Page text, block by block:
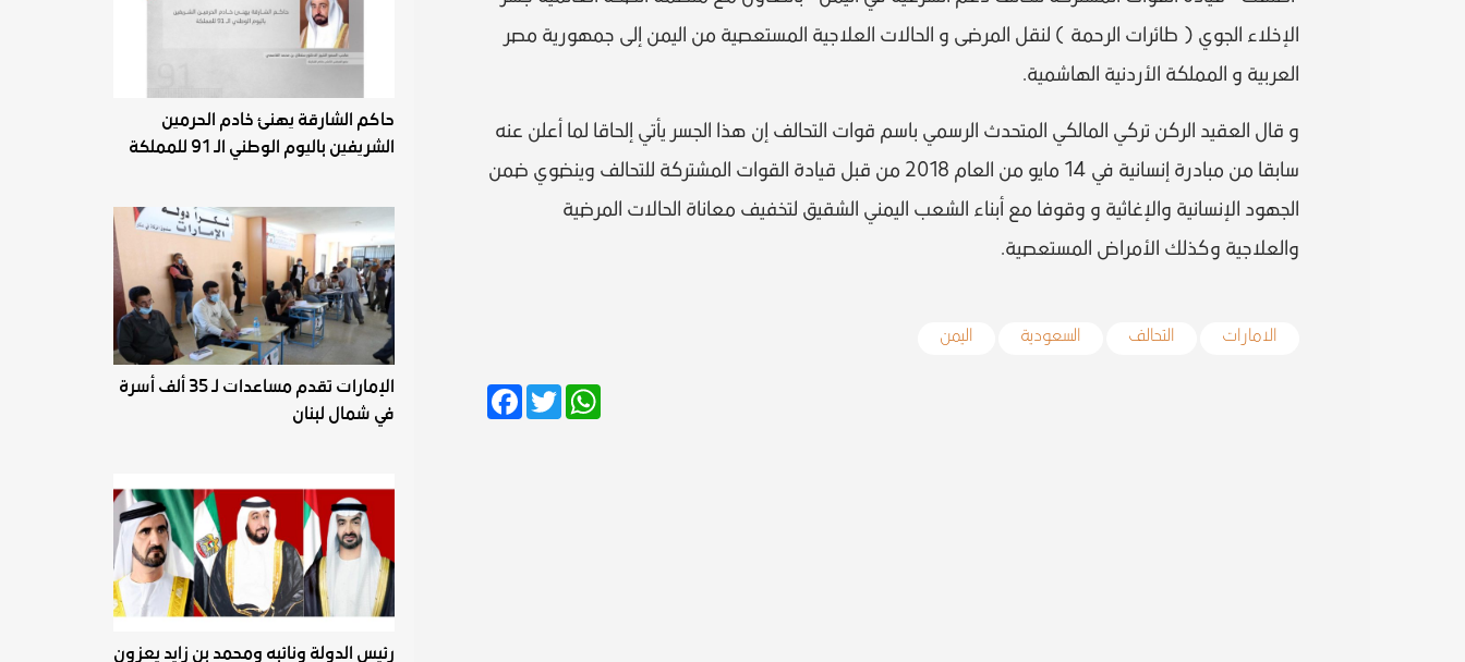
حاكم الشارقة يهنئ خادم الحرمين
الشريفين باليوم الوطني الـ 91 للمملكة
الإمارات تقدم مساعدات لـ 35 ألف أسرة
في شمال لبنان
رئيس الدولة ونائبه ومحمد بن زايد يعزون
الإخلاء الجوي ( طائرات الرحمة ) لنقل المرضى و الحالات العلاجية المستعصية من اليمن إلى جمهورية مصر
العربية و المملكة الأردنية الهاشمية.
و قال العقيد الركن تركي المالكي المتحدث الرسمي باسم قوات التحالف إن هذا الجسر يأتي إلحاقا لما أعلن عنه
سابقا من مبادرة إنسانية في 14 مايو من العام 2018 من قبل قيادة القوات المشتركة للتحالف وينضوي ضمن
الجهود الإنسانية والإغاثية و وقوفا مع أبناء الشعب اليمني الشقيق لتخفيف معاناة الحالات المرضية
والعلاجية وكذلك الأمراض المستعصية.
الامارات التحالف السعودية اليمن
Facebook
TwitterWhatsApp